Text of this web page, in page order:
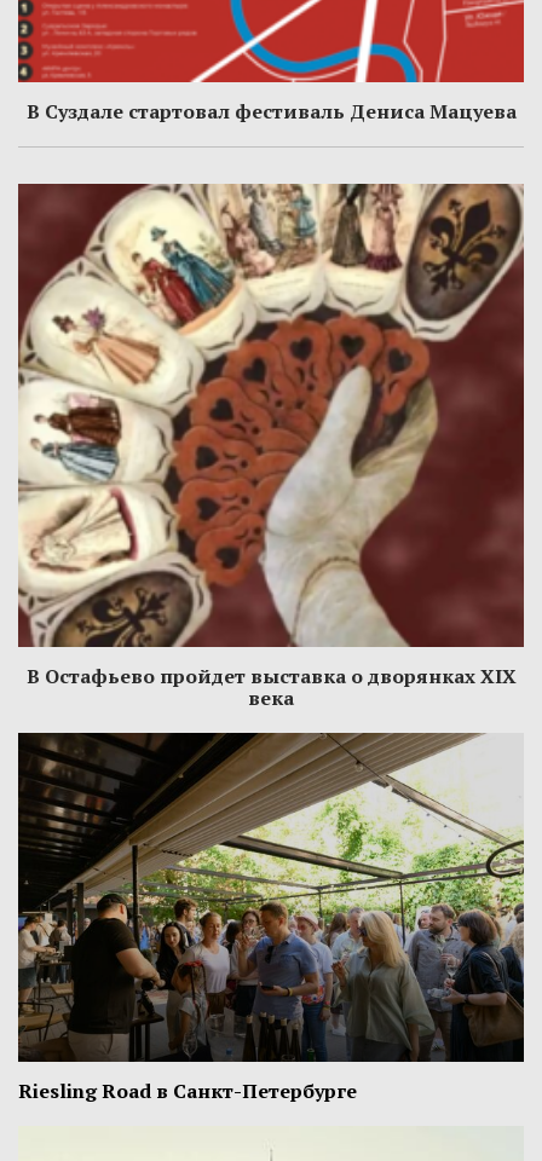
В Суздале стартовал фестиваль Дениса Мацуева
В Остафьево пройдет выставка о дворянках XIX
века
Riesling Road в Санкт-Петербурге